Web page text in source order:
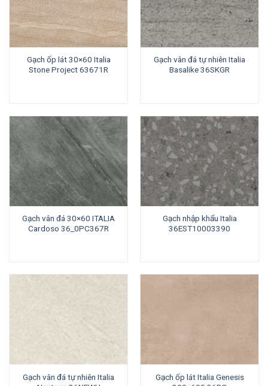
Gạch ốp lát 30×60 Italia
Stone Project 63671R
Gạch vân đá tự nhiên Italia
Basalike 36SKGR
Gạch vân đá 30×60 ITALIA
Cardoso 36_0PC367R
Gạch nhập khẩu Italia
36EST10003390
Gạch vân đá tự nhiên Italia
Gạch ốp lát Italia Genesis